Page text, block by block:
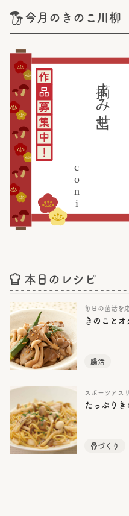
今月のきのこ川柳
摘まみ出せ
coni
本日のレシピ
毎日の菌活を
きのこと
腸活
スポーツアス
たっぷり
骨づくり